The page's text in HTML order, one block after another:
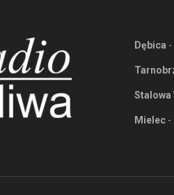
Dębica -
Stalowa
Mielec -